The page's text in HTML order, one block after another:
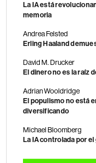
La IA está
memoria
Andrea Felsted
Erling Haaland
David M. Drucker
El dinero no es la raíz
Adrian Wooldridge
El populismo no está
diversificando
Michael Bloomberg
La IA controlada por